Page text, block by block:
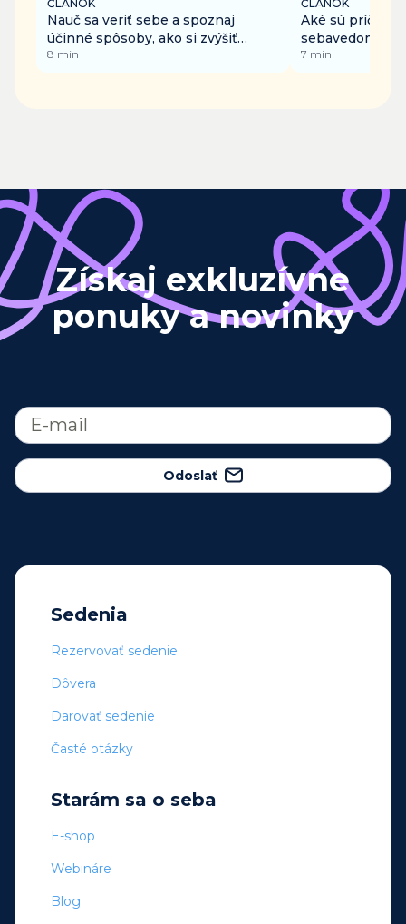
ČLÁNOK
Nauč sa veriť sebe a spoznaj
účinné spôsoby, ako si zvýšiť
sebavedomie
8 min
ČLÁNOK
Aké sú príčiny
sebavedomia
zvýšiť?
7 min
Získaj exkluzívne
ponuky a novinky
Odoslať
Sedenia
Rezervovať sedenie
Dôvera
Darovať sedenie
Časté otázky
Starám sa o seba
E-shop
Webináre
Blog